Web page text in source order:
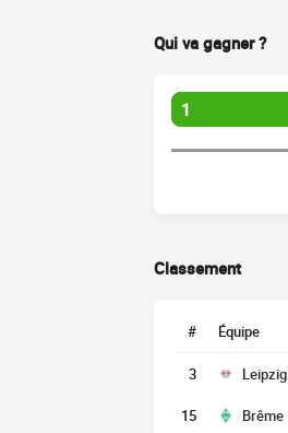
Qui va gagner ?
1
Classement
# Équipe
3 Leipzig
15 Brême